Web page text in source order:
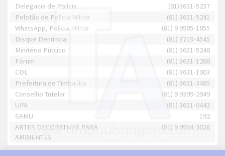
Delegacia de Polícia
(81)3631-5237
Pelotão de Polícia Militar
(81) 3631-5241
WhatsApp, Polícia Militar
(81) 9 9985-1855
Disque Denúncia
(81) 3719-4545
Minitério Público
(81) 3631-5248
Fórum
(81) 3631-1288
CDL
(81) 3631-1003
Prefeitura de Timbaúba
(81) 3631-3485
Conselho Tutelar
(81) 9 9399-2949
UPA
(81) 3631-0443
SAMU
192
ARTES DECORATIVAS PARA
AMBIENTES
(81) 9 9964-3026